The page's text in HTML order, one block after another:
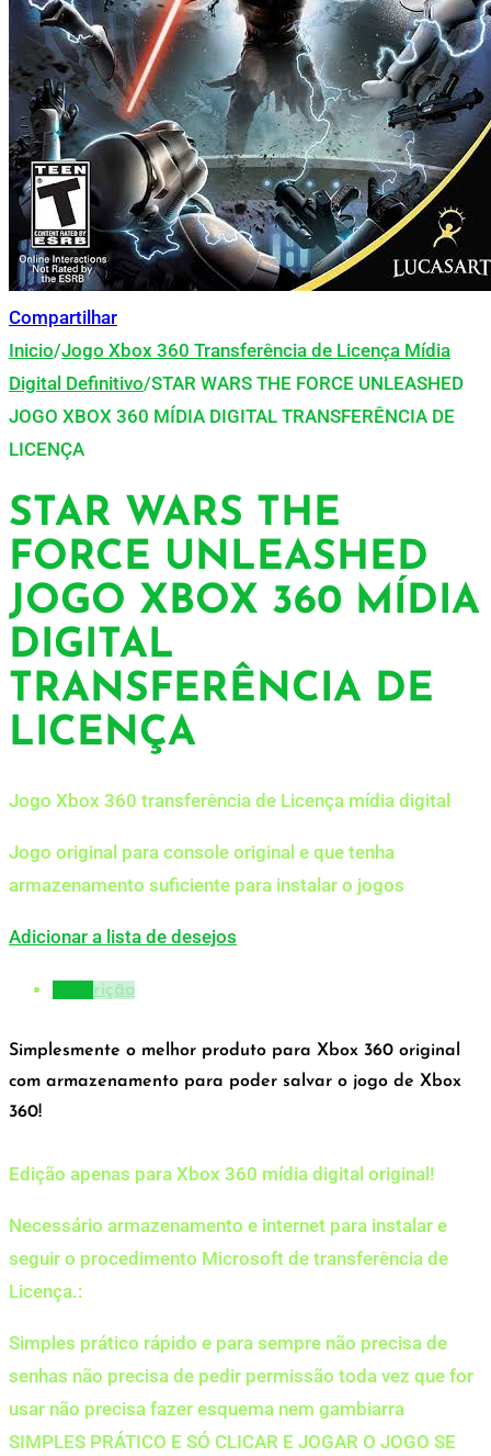
Compartilhar
Inicio/Jogo Xbox 360 Transferência de Licença Mídia
Digital Definitivo/STAR WARS THE FORCE UNLEASHED
JOGO XBOX 360 MÍDIA DIGITAL TRANSFERÊNCIA DE
LICENÇA
STAR WARS THE
FORCE UNLEASHED
JOGO XBOX 360 MÍDIA
DIGITAL
TRANSFERÊNCIA DE
LICENÇA
Jogo Xbox 360 transferência de Licença mídia digital
Jogo original para console original e que tenha
armazenamento suficiente para instalar o jogos
Adicionar a lista de desejos
Descrição
Simplesmente o melhor produto para Xbox 360 original
com armazenamento para poder salvar o jogo de Xbox
360!
Edição apenas para Xbox 360 mídia digital original!
Necessário armazenamento e internet para instalar e
seguir o procedimento Microsoft de transferência de
Licença.:
Simples prático rápido e para sempre não precisa de
senhas não precisa de pedir permissão toda vez que for
usar não precisa fazer esquema nem gambiarra
SIMPLES PRÁTICO E SÓ CLICAR E JOGAR O JOGO SE